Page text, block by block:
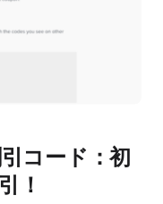
コード：初
！